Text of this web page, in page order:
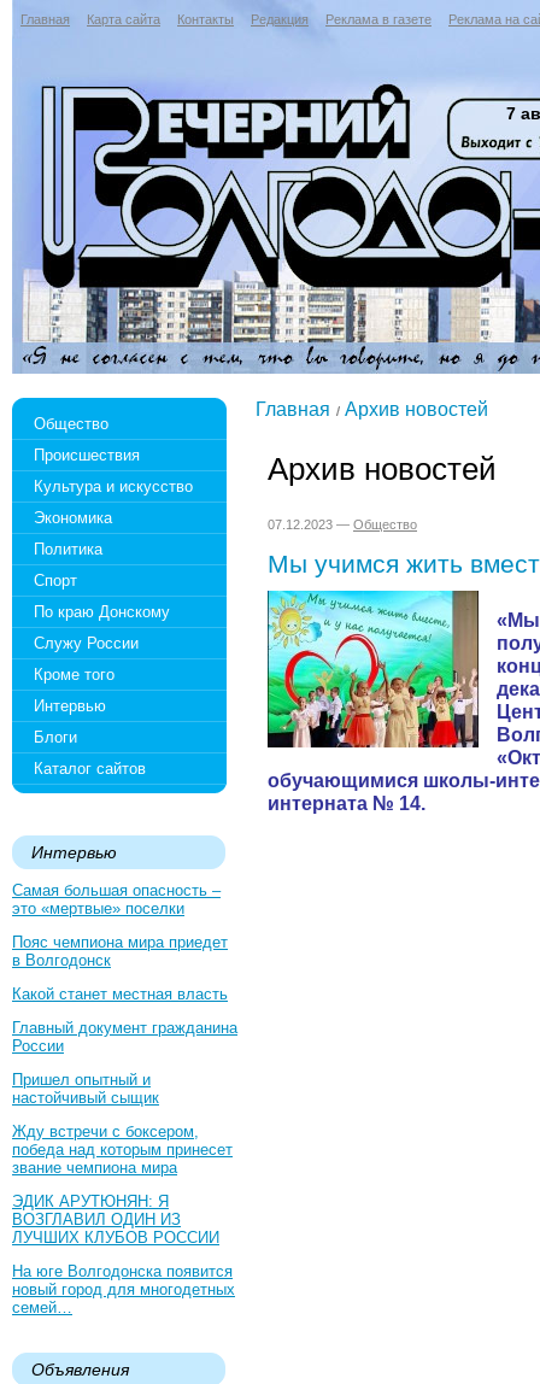
Главная Карта сайта Контакты Редакция Реклама в газете Реклама на
7
Общество
Происшествия
Культура и искусство
Экономика
Политика
Спорт
По краю Донскому
Служу России
Кроме того
Интервью
Блоги
Каталог сайтов
Интервью
Самая большая опасность –
это «мертвые» поселки
Пояс чемпиона мира приедет
в Волгодонск
Какой станет местная власть
Главный документ гражданина
России
Пришел опытный и
настойчивый сыщик
Жду встречи с боксером,
победа над которым принесет
звание чемпиона мира
ЭДИК АРУТЮНЯН: Я
ВОЗГЛАВИЛ ОДИН ИЗ
ЛУЧШИХ КЛУБОВ РОССИИ
На юге Волгодонска появится
новый город для многодетных
семей…
Объявления
Главная Архив новостей
Архив новостей
07.12.2023 — Общество
Мы учимся жить
«Мы
обучающимися школы-
интерната № 14.